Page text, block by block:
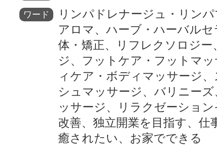
ワード
リンパドレナージュ・リン
アロマ、ハーブ・ハーバルセ
体・矯正、リフレクソロジー
ジ、フットケア・フットマ
ィケア・ボディマッサージ
シュマッサージ、バリニー
ッサージ、リラクゼーショ
改善、独立開業を目指す、仕
癒されたい、お家でできる